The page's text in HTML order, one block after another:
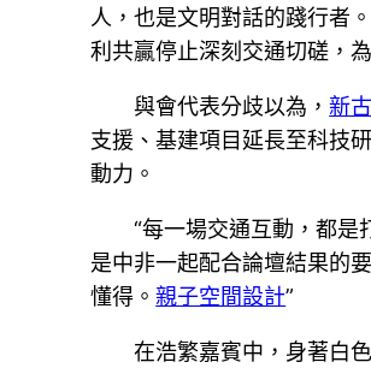
人，也是文明對話的踐行者
利共贏停止深刻交通切磋，
與會代表分歧以為，新
支援、基建項目延長至科技
動力。
“每一場交通互動，都是
是中非一起配合論壇結果的
懂得。親子空間設計”
在浩繁嘉賓中，身著白